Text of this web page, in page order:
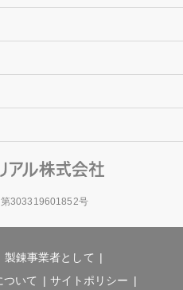
303319601852号
錬事業者として
いて
サイトポリシー